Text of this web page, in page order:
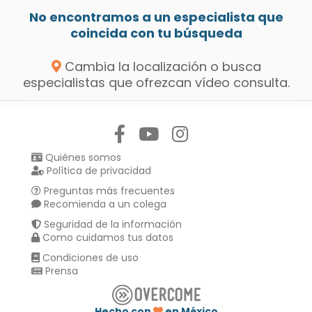
No encontramos a un especialista que
coincida con tu búsqueda
Cambia la localización o busca
especialistas que ofrezcan vídeo consulta.
Quiénes somos
Política de privacidad
Preguntas más frecuentes
Recomienda a un colega
Seguridad de la información
Como cuidamos tus datos
Condiciones de uso
Prensa